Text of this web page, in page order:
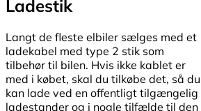
Ladestik
Langt de fleste elbiler sælges med et
ladekabel med type 2 stik som
tilbehør til bilen. Hvis ikke kablet er
med i købet, skal du tilkøbe det, så du
kan lade ved en offentligt tilgængelig
ladestander og i nogle tilfælde til den